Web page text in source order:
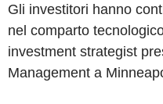
Gli investitori hanno
nel comparto
investment strategist
Management a